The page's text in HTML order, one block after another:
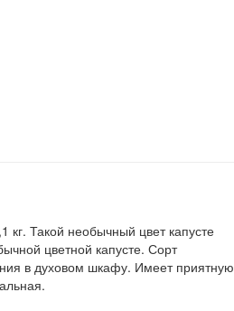
кг. Такой необычный цвет капусте
цветной капусте. Сорт
в духовом шкафу. Имеет приятную